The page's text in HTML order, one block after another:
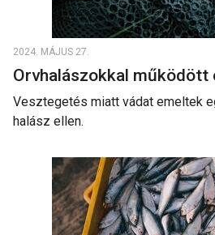
2024. MÁJUS 27.
Orvhalászokkal működött
Vesztegetés miatt vádat emeltek
halász ellen.